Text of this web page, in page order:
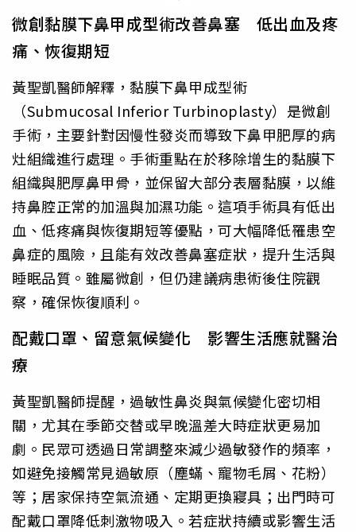
微創黏膜下鼻甲成型術改善鼻塞 低出血及疼
痛、恢復期短
黃聖凱醫師解釋，黏膜下鼻甲成型術
（Submucosal Inferior Turbinoplasty）是微創
手術，主要針對因慢性發炎而導致下鼻甲肥厚的病
灶組織進行處理。手術重點在於移除增生的黏膜下
組織與肥厚鼻甲骨，並保留大部分表層黏膜，以維
持鼻腔正常的加溫與加濕功能。這項手術具有低出
血、低疼痛與恢復期短等優點，可大幅降低罹患空
鼻症的風險，且能有效改善鼻塞症狀，提升生活與
睡眠品質。雖屬微創，但仍建議病患術後住院觀
察，確保恢復順利。
配戴口罩、留意氣候變化 影響生活應就醫治
療
黃聖凱醫師提醒，過敏性鼻炎與氣候變化密切相
關，尤其在季節交替或早晚溫差大時症狀更易加
劇。民眾可透過日常調整來減少過敏發作的頻率，
如避免接觸常見過敏原（塵蟎、寵物毛屑、花粉）
等；居家保持空氣流通、定期更換寢具；出門時可
配戴口罩降低刺激物吸入。若症狀持續或影響生活